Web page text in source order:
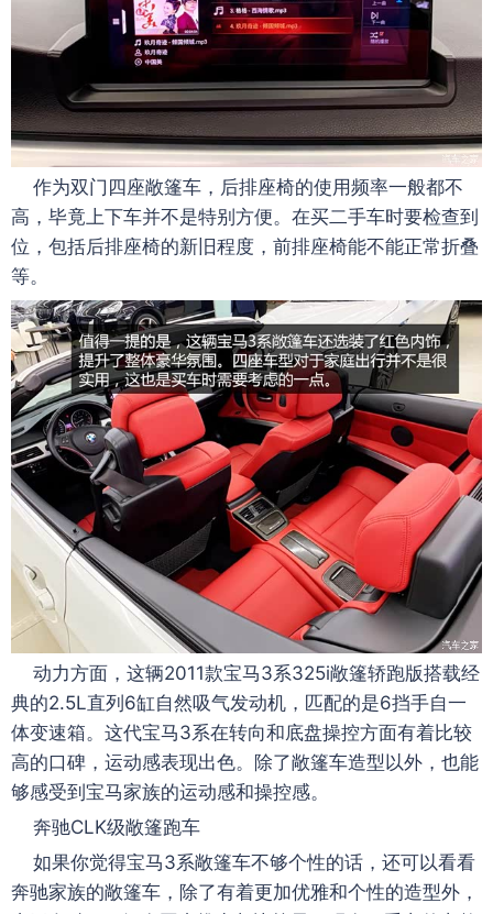
作为双门四座敞篷车，后排座椅的使用频率一般都不
高，毕竟上下车并不是特别方便。在买二手车时要检查到
位，包括后排座椅的新旧程度，前排座椅能不能正常折叠
等。
动力方面，这辆2011款宝马3系325i敞篷轿跑版搭载经
典的2.5L直列6缸自然吸气发动机，匹配的是6挡手自一
体变速箱。这代宝马3系在转向和底盘操控方面有着比较
高的口碑，运动感表现出色。除了敞篷车造型以外，也能
够感受到宝马家族的运动感和操控感。
奔驰CLK级敞篷跑车
如果你觉得宝马3系敞篷车不够个性的话，还可以看看
奔驰家族的敞篷车，除了有着更加优雅和个性的造型外，